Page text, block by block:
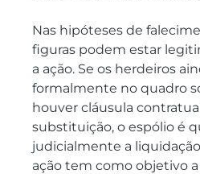
Nas hipóteses de
figuras podem estar
a ação. Se os herdeiros
formalmente no quadro
houver cláusula
substituição, o espólio é
judicialmente a
ação tem como objetivo